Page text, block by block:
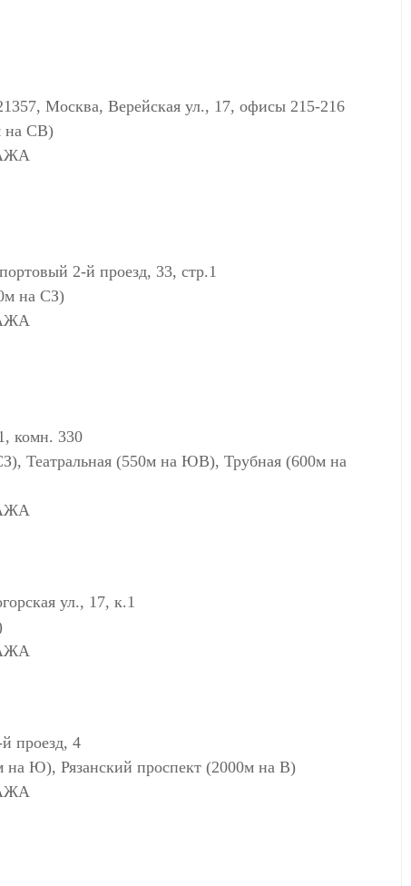
Москва, Верейская ул., 17, офисы 215-216
на СВ)
2-й проезд, 33, стр.1
на СЗ)
комн. 330
Театральная (550м на ЮВ), Трубная (600м на
ул., 17, к.1
проезд, 4
Ю), Рязанский проспект (2000м на В)